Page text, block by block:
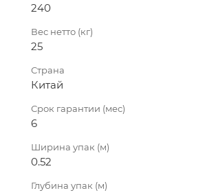
240
Вес нетто (кг)
25
Страна
Китай
Срок гарантии (мес)
6
Ширина упак (м)
0.52
Глубина упак (м)